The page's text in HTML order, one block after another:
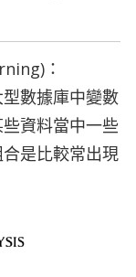
：
數據庫中變數
資料當中一些
是比較常出現